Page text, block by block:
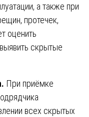
а также при
протечек,
оценить
скрытые
При приёмке
всех скрытых